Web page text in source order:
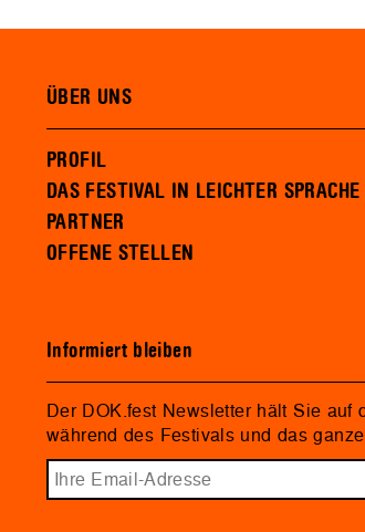
ÜBER UNS
PROFIL
DAS FESTIVAL IN LEICHTER SPRACHE
PARTNER
OFFENE STELLEN
Informiert bleiben
Der DOK.fest Newsletter hält Sie auf
während des Festivals und das